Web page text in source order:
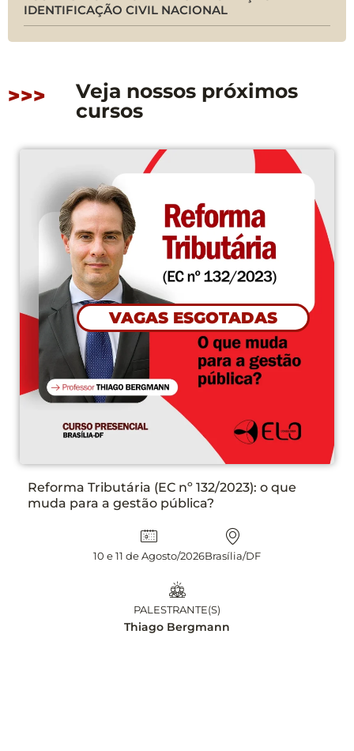
IDENTIFICAÇÃO CIVIL NACIONAL
>>>
Veja nossos próximos
cursos
VAGAS ESGOTADAS
Reforma Tributária (EC nº 132/2023): o que
muda para a gestão pública?
10 e 11 de Agosto/2026Brasília/DF
PALESTRANTE(S)
Thiago Bergmann